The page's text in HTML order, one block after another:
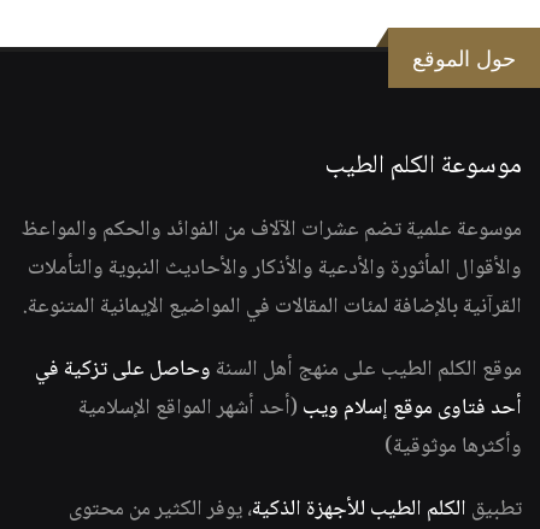
حول الموقع
موسوعة الكلم الطيب
موسوعة علمية تضم عشرات الآلاف من الفوائد والحكم والمواعظ
والأقوال المأثورة والأدعية والأذكار والأحاديث النبوية والتأملات
القرآنية بالإضافة لمئات المقالات في المواضيع الإيمانية المتنوعة.
موقع الكلم الطيب على منهج أهل السنة وحاصل على تزكية في
أحد فتاوى موقع إسلام ويب (أحد أشهر المواقع الإسلامية
وأكثرها موثوقية)
تطبيق الكلم الطيب للأجهزة الذكية، يوفر الكثير من محتوى